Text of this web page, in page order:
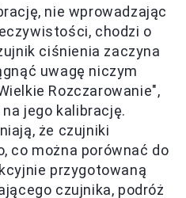
nie wprowadzając
chodzi o
ciśnienia zaczyna
uwagę niczym
Rozczarowanie",
jego kalibrację.
że czujniki
co można porównać do
przygotowaną
czujnika, podróż